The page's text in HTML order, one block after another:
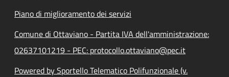
Piano di miglioramento dei servizi
Comune di Ottaviano - Partita IVA dell'amministrazione:
02637101219 - PEC: protocollo.ottaviano@pec.it
Powered by Sportello Telematico Polifunzionale (v.